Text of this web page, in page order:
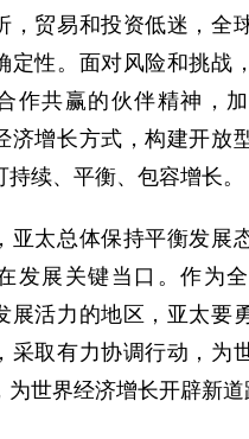
，贸易和投资低迷，全
定性。面对风险和挑战
作共赢的伙伴精神，
济增长方式，构建开放
续、平衡、包容增长。
太总体保持平衡发展
发展关键当口。作为
展活力的地区，亚太要
采取有力协调行动，为
为世界经济增长开辟新道